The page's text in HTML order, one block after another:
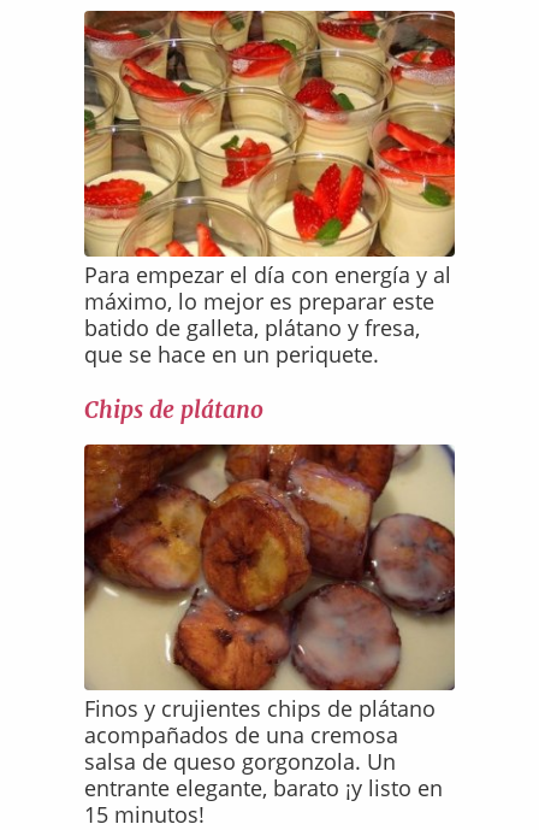
Para empezar el día con energía y al
máximo, lo mejor es preparar este
batido de galleta, plátano y fresa,
que se hace en un periquete.
Chips de plátano
Finos y crujientes chips de plátano
acompañados de una cremosa
salsa de queso gorgonzola. Un
entrante elegante, barato ¡y listo en
15 minutos!